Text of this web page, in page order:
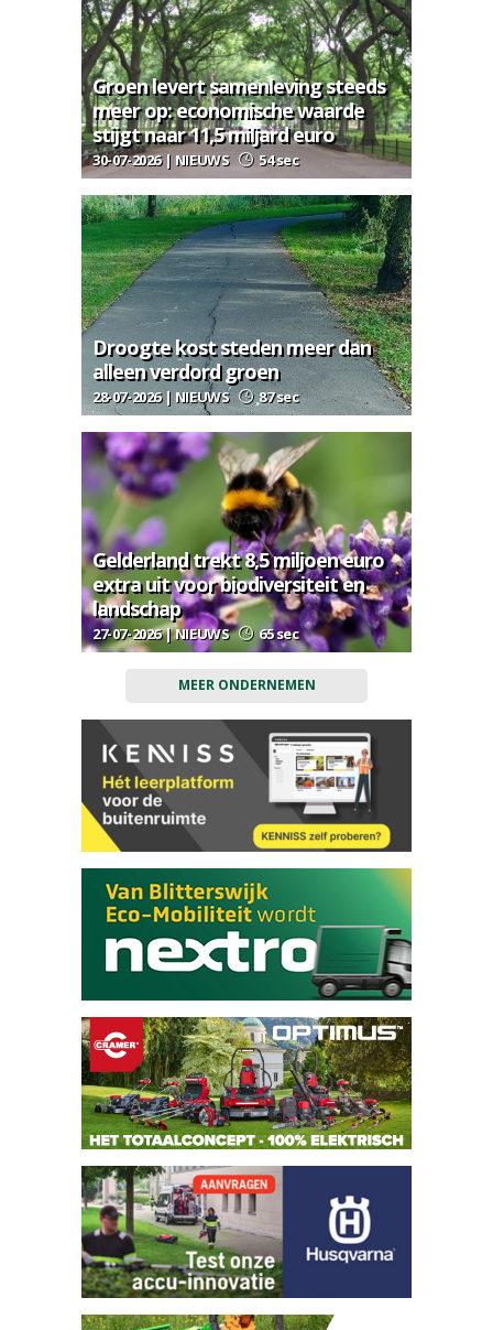
Groen levert samenleving steeds
meer op: economische waarde
stijgt naar 11,5 miljard euro
30-07-2026 | NIEUWS 54 sec
Droogte kost steden meer dan
alleen verdord groen
28-07-2026 | NIEUWS 87 sec
Gelderland trekt 8,5 miljoen euro
extra uit voor biodiversiteit en
landschap
27-07-2026 | NIEUWS 65 sec
MEER ONDERNEMEN